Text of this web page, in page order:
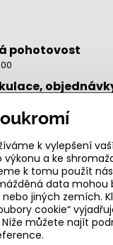
pohotovost
Nerudova 45
servisní
k vylepšení
výkonu a ke
k tomu použít
data mohou
nebo jiných zemích.
cookie“
můžete najít